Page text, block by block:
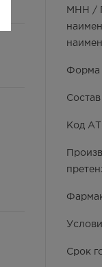
МНН /
Форма
Состав
Код
Срок